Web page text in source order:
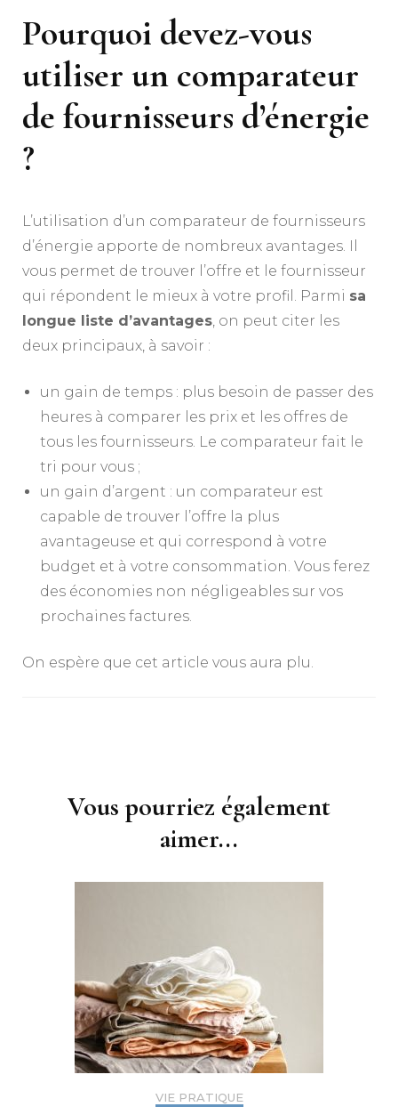
Pourquoi devez-vous
utiliser un comparateur
de fournisseurs d’énergie
?
L’utilisation d’un comparateur de fournisseurs
d’énergie apporte de nombreux avantages. Il
vous permet de trouver l’offre et le fournisseur
qui répondent le mieux à votre profil. Parmi sa
longue liste d’avantages, on peut citer les
deux principaux, à savoir :
un gain de temps : plus besoin de passer des
heures à comparer les prix et les offres de
tous les fournisseurs. Le comparateur fait le
tri pour vous ;
un gain d’argent : un comparateur est
capable de trouver l’offre la plus
avantageuse et qui correspond à votre
budget et à votre consommation. Vous ferez
des économies non négligeables sur vos
prochaines factures.
On espère que cet article vous aura plu.
Vous pourriez également
aimer...
VIE PRATIQUE